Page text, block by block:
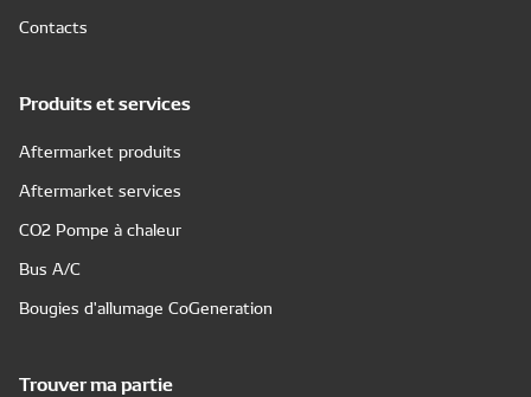
Contacts
Produits et services
Aftermarket produits
Aftermarket services
CO2 Pompe à chaleur
Bus A/C
Bougies d'allumage CoGeneration
Trouver ma partie